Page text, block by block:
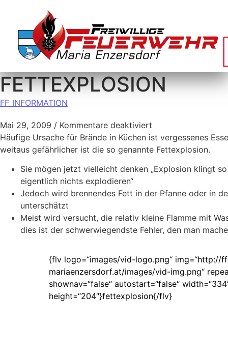
FETTEXPLOSION
FF_INFORMATION
Mai 29, 2009 / Kommentare deaktiviert
Häufige Ursache für Brände in Küchen ist vergessenes
weitaus gefährlicher ist die so genannte Fettexplosion.
Sie mögen jetzt vielleicht denken „Explosion klingt
eigentlich nichts explodieren“
Jedoch wird brennendes Fett in der Pfanne oder in
unterschätzt
Meist wird versucht, die relativ kleine Flamme mit
dies ist der schwerwiegendste Fehler, den man
{flv logo=“images/vid-logo.png“ img=“http://
mariaenzersdorf.at/images/vid-img.png“
shownav=“false“ autostart=“false“
height=“204″}fettexplosion{/flv}